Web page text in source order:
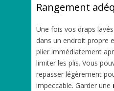
Rangement
Une fois vos draps
dans un endroit propre
plier immédiatement
limiter les plis. Vous
repasser légèrement
impeccable. Garder une